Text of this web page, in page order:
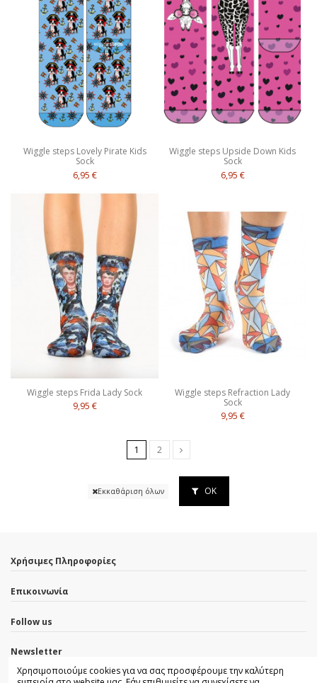
Wiggle steps Lovely Pirate Kids
Sock
6,95 €
Wiggle steps Upside Down Kids
Sock
6,95 €
Wiggle steps Frida Lady Sock
9,95 €
Wiggle steps Refraction Lady
Sock
9,95 €
1 2
Εκκαθάριση όλων ΟΚ
Χρήσιμες Πληροφορίες
Επικοινωνία
Follow us
Newsletter
Χρησιμοποιούμε cookies για να σας προσφέρουμε την καλύτερη